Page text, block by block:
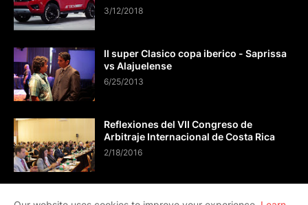
3/12/2018
II super Clasico copa iberico - Saprissa
vs Alajuelense
6/25/2013
Reflexiones del VII Congreso de
Arbitraje Internacional de Costa Rica
2/18/2016